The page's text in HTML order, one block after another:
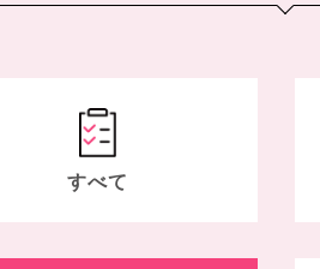
すべて